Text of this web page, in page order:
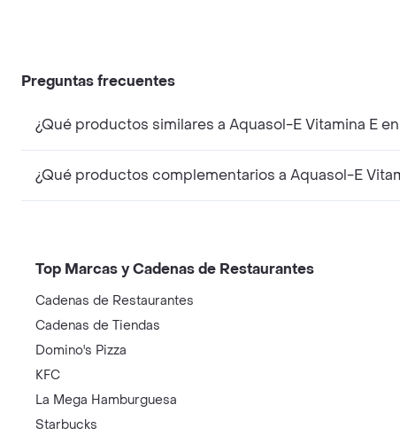
Preguntas frecuentes
¿Qué productos
¿Qué
Top Marcas y Cadenas de Restaurantes
Cadenas de Restaurantes
Cadenas de Tiendas
Domino's Pizza
KFC
La Mega Hamburguesa
Starbucks